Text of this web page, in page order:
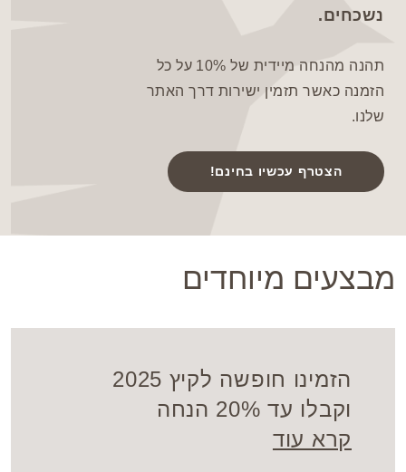
נשכחים.
תהנה מהנחה מיידית של 10% על כל
הזמנה כאשר תזמין ישירות דרך האתר
שלנו.
הצטרף עכשיו בחינם!
מבצעים מיוחדים
הזמינו חופשה לקיץ 2025
וקבלו עד 20% הנחה
קרא עוד